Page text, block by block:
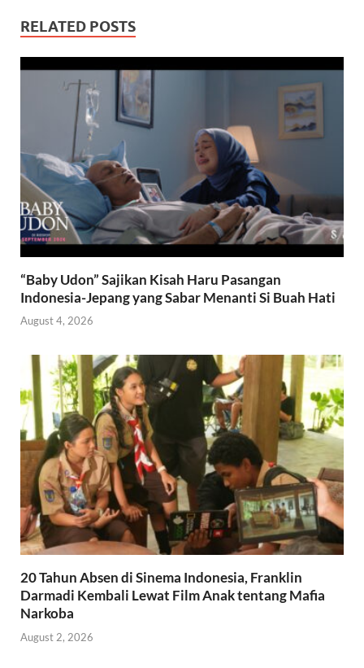
RELATED POSTS
“Baby Udon” Sajikan Kisah Haru Pasangan
Indonesia-Jepang yang Sabar Menanti Si Buah Hati
August 4, 2026
20 Tahun Absen di Sinema Indonesia, Franklin
Darmadi Kembali Lewat Film Anak tentang Mafia
Narkoba
August 2, 2026